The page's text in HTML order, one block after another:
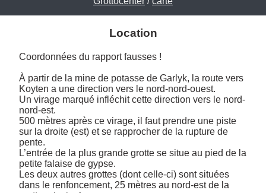
Location
Coordonnées du rapport fausses !
À partir de la mine de potasse de Garlyk, la route vers
Koyten a une direction vers le nord-nord-ouest.
Un virage marqué infléchit cette direction vers le nord-
nord-est.
500 mètres après ce virage, il faut prendre une piste
sur la droite (est) et se rapprocher de la rupture de
pente.
L’entrée de la plus grande grotte se situe au pied de la
petite falaise de gypse.
Les deux autres grottes (dont celle-ci) sont situées
dans le renfoncement, 25 mètres au nord-est de la